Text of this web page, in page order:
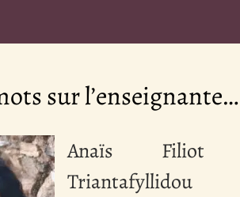
sur l’enseignante…
Anaïs Filiot
Triantafyllidou